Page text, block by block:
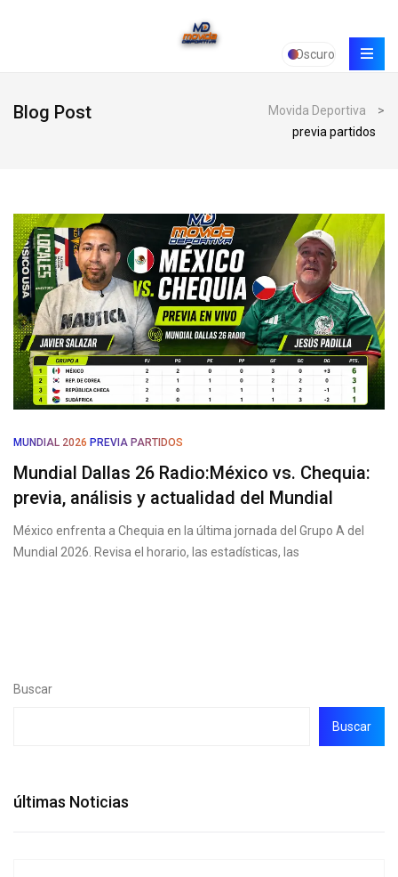
Oscuro
Blog Post Movida Deportiva
>
previa partidos
MUNDIAL 2026 PREVIA PARTIDOS
Mundial Dallas 26 Radio:México vs. Chequia:
previa, análisis y actualidad del Mundial
México enfrenta a Chequia en la última jornada del Grupo A del
Mundial 2026. Revisa el horario, las estadísticas, las
Buscar
Buscar
últimas Noticias